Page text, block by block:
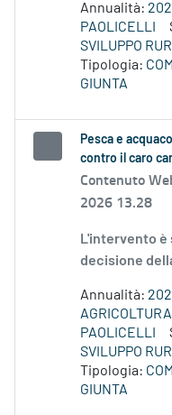
Annualità:
PAOLICELLI
SVILUPPO
Tipologia:
GIUNTA
Pesca e
contro il caro
Contenuto
2026 13.28
L'intervento
decisione
Annualità:
AGRICOLTURA
PAOLICELLI
SVILUPPO
Tipologia:
GIUNTA